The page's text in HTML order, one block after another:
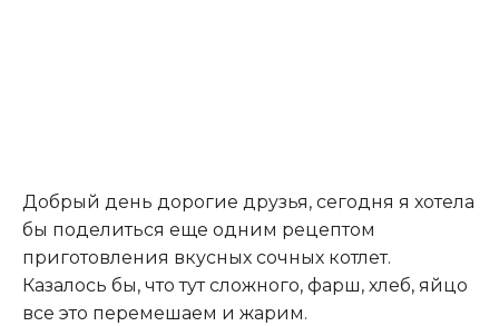
Добрый день дорогие друзья, сегодня я хотела
бы поделиться еще одним рецептом
приготовления вкусных сочных котлет.
Казалось бы, что тут сложного, фарш, хлеб, яйцо
все это перемешаем и жарим.